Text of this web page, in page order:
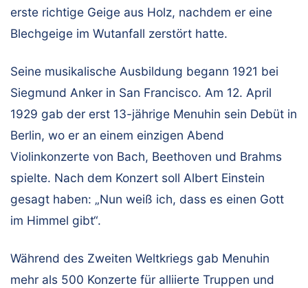
erste richtige Geige aus Holz, nachdem er eine
Blechgeige im Wutanfall zerstört hatte.
Seine musikalische Ausbildung begann 1921 bei
Siegmund Anker in San Francisco. Am 12. April
1929 gab der erst 13-jährige Menuhin sein Debüt in
Berlin, wo er an einem einzigen Abend
Violinkonzerte von Bach, Beethoven und Brahms
spielte. Nach dem Konzert soll Albert Einstein
gesagt haben: „Nun weiß ich, dass es einen Gott
im Himmel gibt“.
Während des Zweiten Weltkriegs gab Menuhin
mehr als 500 Konzerte für alliierte Truppen und